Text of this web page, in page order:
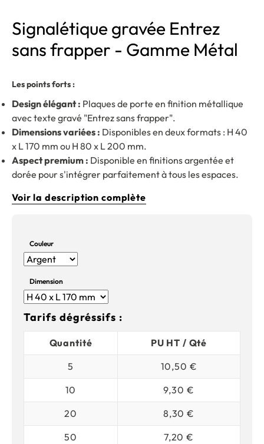
Signalétique gravée Entrez
sans frapper - Gamme Métal
Les points forts :
Design élégant : Plaques de porte en finition métallique
avec texte gravé "Entrez sans frapper".
Dimensions variées : Disponibles en deux formats : H 40
x L 170 mm ou H 80 x L 200 mm.
Aspect premium : Disponible en finitions argentée et
dorée pour s'intégrer parfaitement à tous les espaces.
Voir la description complète
Couleur
Dimension
Tarifs dégréssifs :
Quantité
PU HT / Qté
5
10,50 €
10
9,30 €
20
8,30 €
50
7,20 €